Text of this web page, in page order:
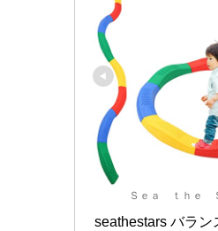
Ｓｅａ ｔｈｅ
seathestars バラン